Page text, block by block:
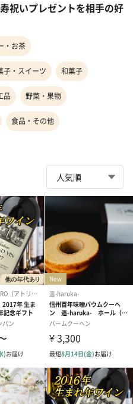
祝いプレゼントを相手の好
・お茶
子・スイーツ 和菓子
品 野菜・果物
食品・その他